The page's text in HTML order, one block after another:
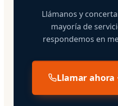
Llámanos y
mayoría de
respondemos en
Llamar ahora